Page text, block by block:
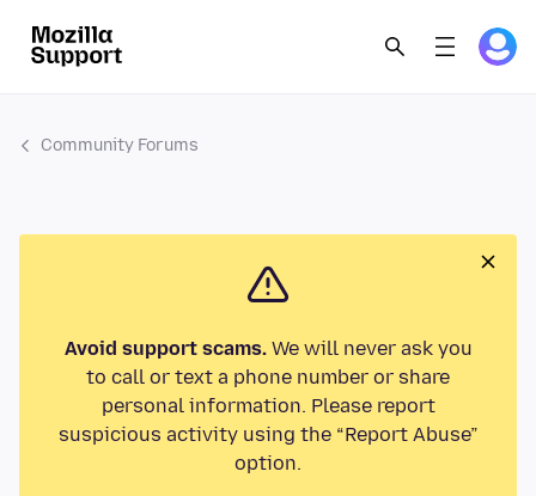
Community Forums
Avoid support scams.We will never ask you
to call or text a phone number or share
personal information. Please report
suspicious activity using the “Report Abuse”
option.